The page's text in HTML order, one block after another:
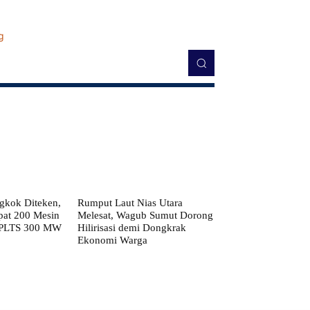
Diteken,
200 Mesin
300 MW
Rumput Laut Nias Utara
Melesat, Wagub Sumut Dorong
Hilirisasi demi Dongkrak
Ekonomi Warga